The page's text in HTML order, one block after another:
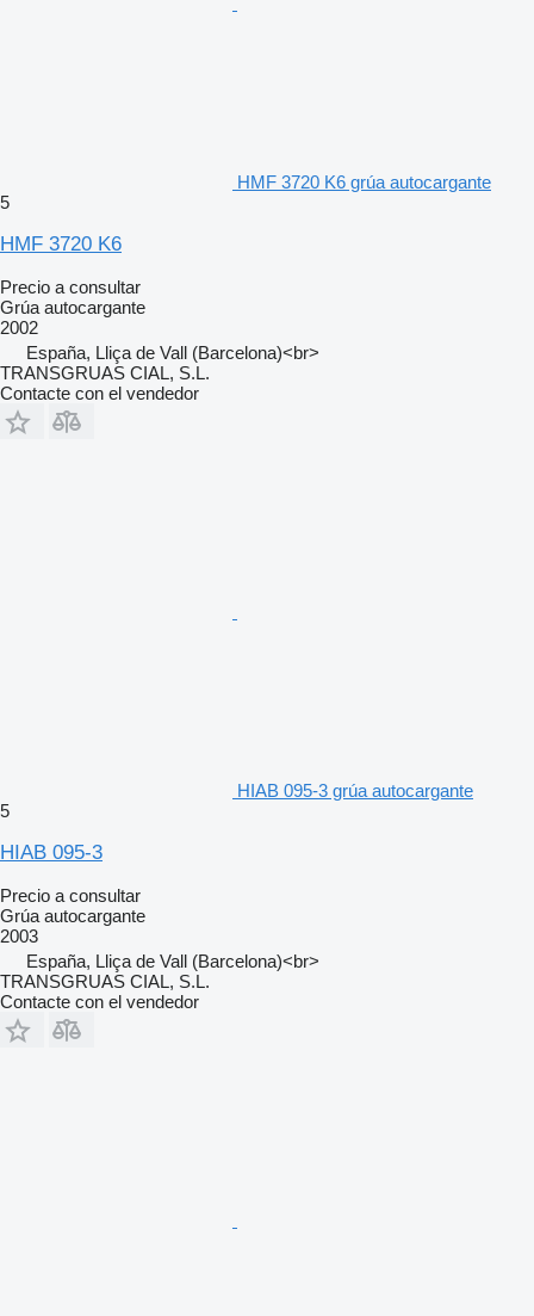
HMF 3720 K6 grúa autocargante
5
HMF 3720 K6
Precio a consultar
Grúa autocargante
2002
España, Lliça de Vall (Barcelona)<br>
TRANSGRUAS CIAL, S.L.
Contacte con el vendedor
HIAB 095-3 grúa autocargante
5
HIAB 095-3
Precio a consultar
Grúa autocargante
2003
España, Lliça de Vall (Barcelona)<br>
TRANSGRUAS CIAL, S.L.
Contacte con el vendedor